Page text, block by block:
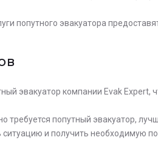
попутного эвакуатора
эвакуатор компании Evak Expert,
требуется попутный эвакуатор,
и получить необходимую